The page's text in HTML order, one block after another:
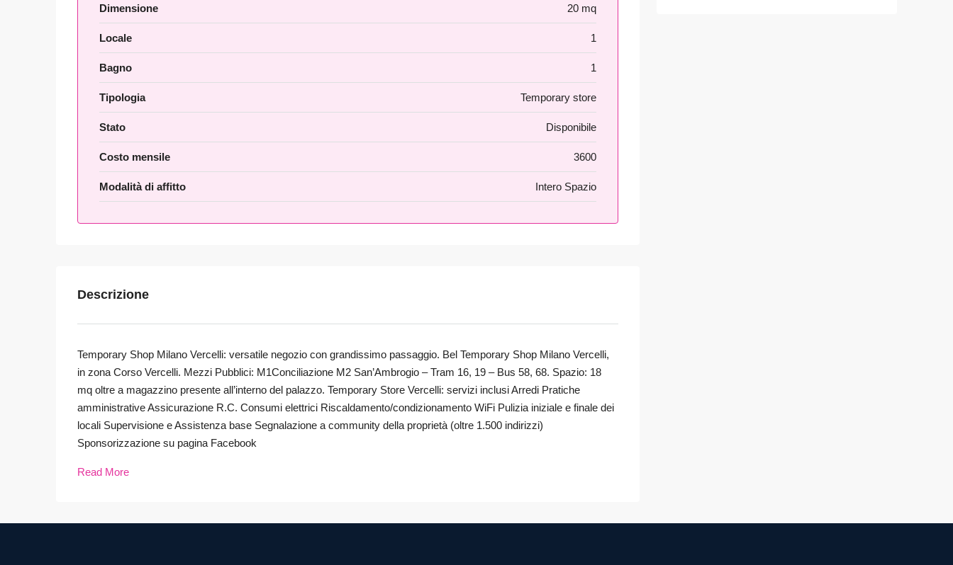
Dimensione 20 mq
Locale 1
Bagno 1
Tipologia Temporary store
Stato Disponibile
Costo mensile 3600
Modalità di affitto Intero Spazio
Descrizione
Temporary Shop Milano Vercelli: versatile negozio con grandissimo passaggio. Bel Temporary Shop Milano Vercelli,
in zona Corso Vercelli. Mezzi Pubblici: M1Conciliazione M2 San’Ambrogio – Tram 16, 19 – Bus 58, 68. Spazio: 18
mq oltre a magazzino presente all’interno del palazzo. Temporary Store Vercelli: servizi inclusi Arredi Pratiche
amministrative Assicurazione R.C. Consumi elettrici Riscaldamento/condizionamento WiFi Pulizia iniziale e finale dei
locali Supervisione e Assistenza base Segnalazione a community della proprietà (oltre 1.500 indirizzi)
Sponsorizzazione su pagina Facebook
Read More